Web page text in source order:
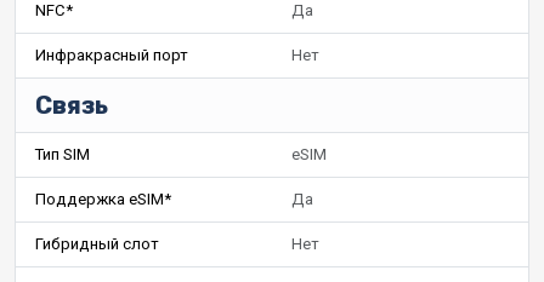
NFC* Да
Инфракрасный порт Нет
Связь
Тип SIM eSIM
Поддержка eSIM* Да
Гибридный слот Нет